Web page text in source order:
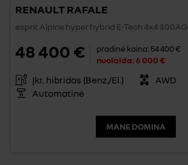
RENAULT RAFALE
esprit Alpine hyper hybrid E-Tech 4x4 300AG
48 400 € pradinė kaina: 54 400 €
nuolaida:6 000 €
Įkr. hibridas (Benz./El.)
AWD
Automatinė
MANE DOMINA